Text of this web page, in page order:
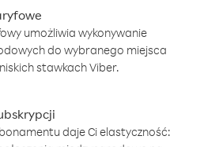
umożliwia wykonywanie
do wybranego miejsca
stawkach Viber.
daje Ci elastyczność: